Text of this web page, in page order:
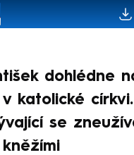
dohlédne
katolické církvi.
se